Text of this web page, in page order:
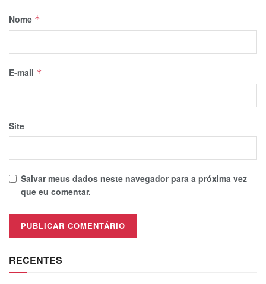
Nome *
E-mail *
Site
Salvar meus dados neste navegador para a próxima vez
que eu comentar.
RECENTES